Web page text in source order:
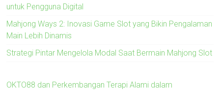
untuk Pengguna Digital
Mahjong Ways 2: Inovasi Game Slot yang Bikin Pengalaman
Main Lebih Dinamis
Strategi Pintar Mengelola Modal Saat Bermain Mahjong Slot
OKTO88 dan Perkembangan Terapi Alami dalam